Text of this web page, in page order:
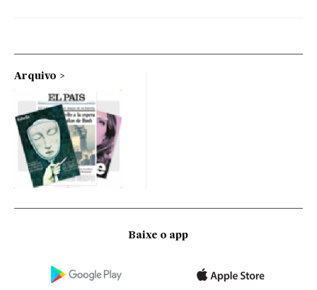
Arquivo
Baixe o app